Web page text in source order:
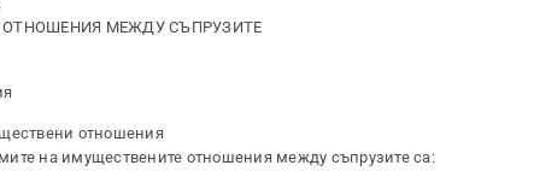
МЕЖДУ СЪПРУЗИТЕ
отношения
на имуществените отношения между съпрузите са: